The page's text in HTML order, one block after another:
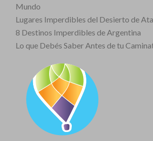
Mundo
Lugares Imperdibles del Desierto de
8 Destinos Imperdibles de Argentina
Lo que Debés Saber Antes de tu